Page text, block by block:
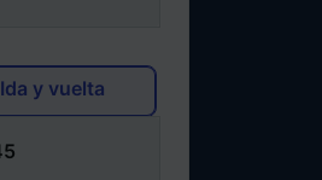
Ida y vuelta